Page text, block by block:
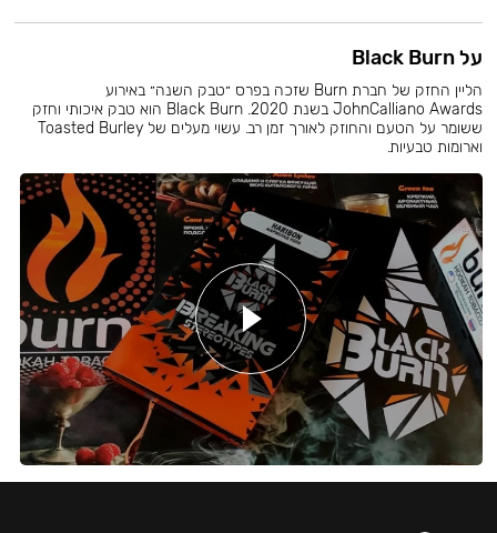
על Black Burn
הליין החזק של חברת Burn שזכה בפרס ״טבק השנה״ באירוע
JohnCalliano Awards בשנת 2020. Black Burn הוא טבק איכותי וחזק
ששומר על הטעם והחוזק לאורך זמן רב. עשוי מעלים של Toasted Burley
וארומות טבעיות.